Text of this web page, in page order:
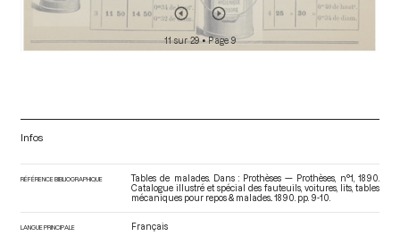
11 sur 29• Page 9
Infos
RÉFÉRENCE BIBLIOGRAPHIQUE
Tables de malades. Dans : Prothèses — Prothèses, n°1, 1890.
Catalogue illustré et spécial des fauteuils, voitures, lits, tables
mécaniques pour repos & malades. . 1890. pp. 9-10.
LANGUE PRINCIPALE Français